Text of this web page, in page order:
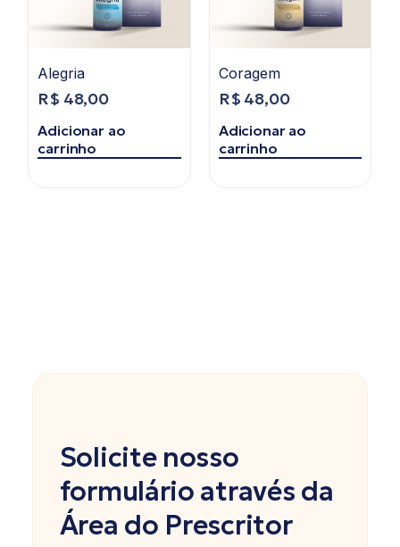
Alegria
R$ 48,00
Adicionar ao
carrinho
Coragem
R$ 48,00
Adicionar ao
carrinho
Solicite nosso
formulário através da
Área do Prescritor